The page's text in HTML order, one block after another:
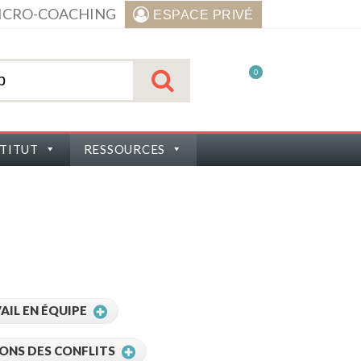
COACHING ESPACE PRIVÉ
0
RESSOURCES
EN ÉQUIPE
DES CONFLITS